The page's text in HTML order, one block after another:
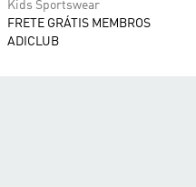
Kids Sportswear
FRETE GRÁTIS MEMBROS
ADICLUB